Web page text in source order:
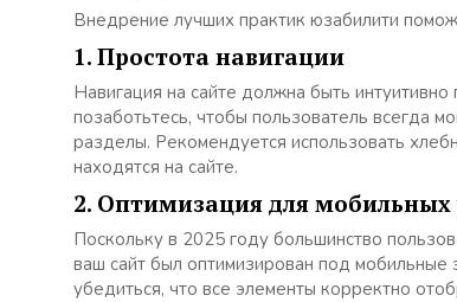
Внедрение лучших практик юзабилити
1. Простота навигации
Навигация на сайте должна быть
позаботьтесь, чтобы пользователь всегда
разделы. Рекомендуется использовать
находятся на сайте.
2. Оптимизация для мобильных
Поскольку в 2025 году большинство
ваш сайт был оптимизирован под мобильные
убедиться, что все элементы корректно